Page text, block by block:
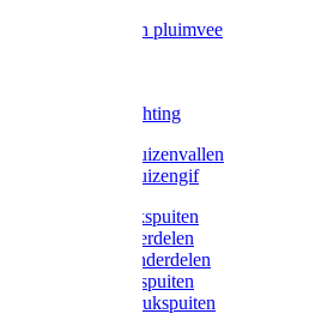
Voerbakken pluimvee
LED verlichting
Ratten / Muizenvallen
Ratten / Muizengif
Gloria drukspuiten
Gloria onderdelen
Gardena onderdelen
Dario drukspuiten
Gardena drukspuiten